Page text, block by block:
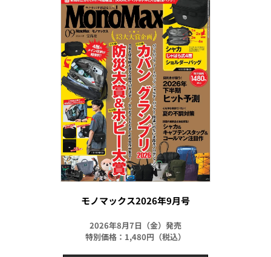
モノマックス2026年9月号
2026年8月7日（金）発売
特別価格：1,480円（税込）